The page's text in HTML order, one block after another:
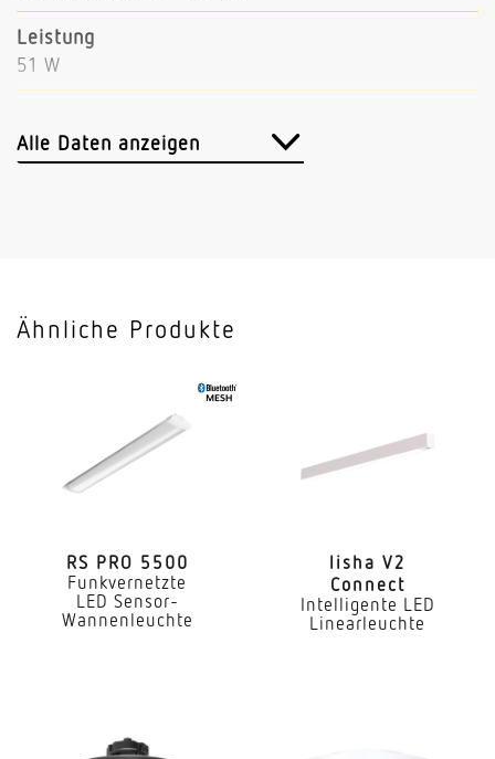
Leistung
51 W
6100 lm (Down 5250, Up 850)
Direkt-/Indirektanteile separat regelbar
Farbabweichung LED
Alle Daten anzeigen
Ähnliche Produkte
RS PRO 5500
Funkvernetzte
LED Sensor-
Wannenleuchte
lisha V2
Connect
Intelligente LED
Linearleuchte